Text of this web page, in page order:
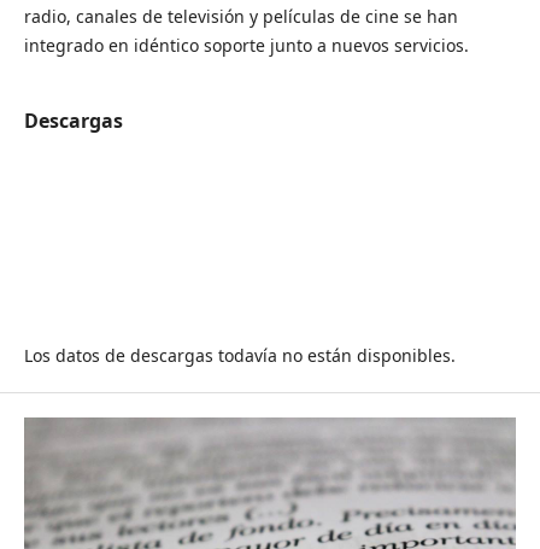
radio, canales de televisión y películas de cine se han
integrado en idéntico soporte junto a nuevos servicios.
Descargas
Los datos de descargas todavía no están disponibles.